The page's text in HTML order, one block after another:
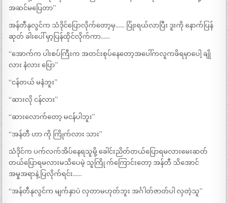
အဆင်မပြေတာ”
အန်တီနုလွင်က သံဒိုင်ပြောလိုက်တော့မှ…… ပြုံးရယ်လာပြီး ဒူးကို နောက်ပြန်
ဆုတ် ခါးပေါ် မှာ့ပြန်ထိုင်လိုက်ကာ……
“အောက်က ပါးစပ်ကြီးက အတင်းစုပ်နေတော့အပေါ်ကလူကဖိရမှာပေါ့ ချို
လား နံလား ပြော”
“ငန်တယ် မနံဘူး”
“ဆားလို ငန်လား”
“ဆားလောက်တော့ မငန်ပါဘူး”
“အန်တီ ဟာ ကို ကြိုက်လား သား”
သံဒိုင်က ပက်လက်အိပ်နေရသူမို့ ခေါင်းညိတ်တယ်ပြောရမလားမေးဆတ်
တယ်ပြောရမလားမသိပေမဲ့ သူကြို က်ကြောင်းတော့ အန်တီ သိအောင်
အမှုအရာနဲ့ ပြလိုက်ရင်း……
“အန်တီနုလွင်က မျက်နှာပဲ လှတာမဟုတ်ဘူး အင်္ဂါတ်ဇာတ်ပါ လှတဲ့သူ”